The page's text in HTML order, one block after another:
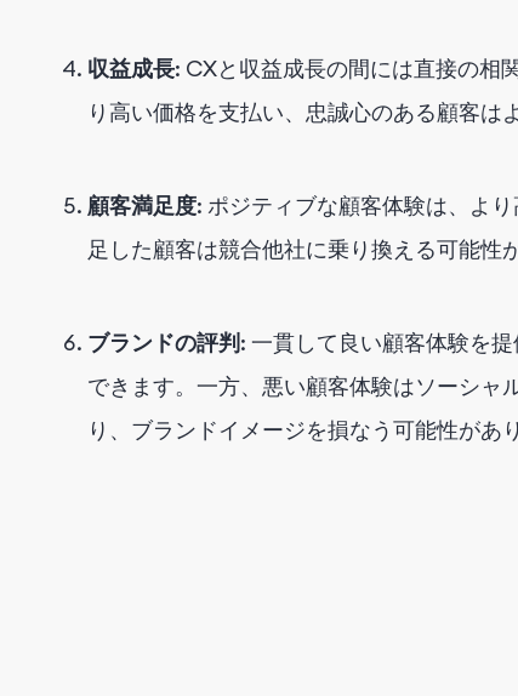
収益成長: CXと収益成長の間には直接の相
り高い価格を支払い、忠誠心のある顧客は
顧客満足度: ポジティブな顧客体験は、よ
足した顧客は競合他社に乗り換える可能性
ブランドの評判 : 一貫して良い顧客体験を
できます。一方、悪い顧客体験はソーシャ
り、ブランドイメージを損なう可能性があ